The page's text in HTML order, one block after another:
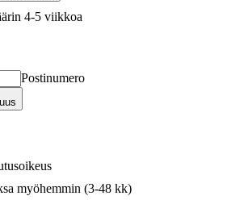
4-5 viikkoa
Postinumero
myöhemmin (3-48 kk)